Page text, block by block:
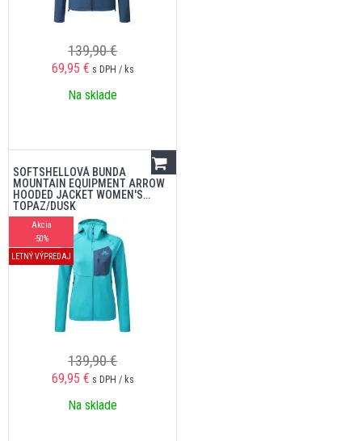
139,90 €
69,95 € s DPH / ks
Na sklade
SOFTSHELLOVÁ BUNDA
MOUNTAIN EQUIPMENT ARROW
HOODED JACKET WOMEN'S
TOPAZ/DUSK
Akcia
-50%
LETNÝ VÝPREDAJ
139,90 €
69,95 € s DPH / ks
Na sklade